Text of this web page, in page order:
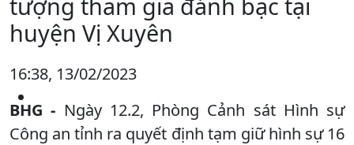
huyện Vị Xuyên
16:38, 13/02/2023
BHG - Ngày 12.2, Phòng Cảnh sát Hình sự
Công an tỉnh ra quyết định tạm giữ hình sự 16